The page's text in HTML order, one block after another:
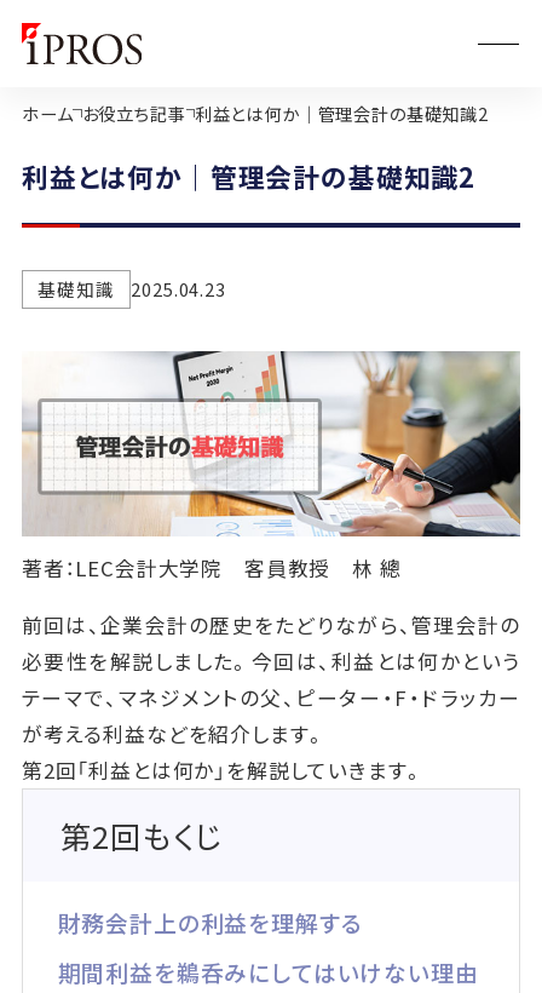
ホーム お役立ち記事 利益とは何か｜管理会計の基礎知識2
利益とは何か｜管理会計の基礎知識2
基礎知識 2025.04.23
著者：LEC会計大学院 客員教授 林 總
前回は、企業会計の歴史をたどりながら、管理会計の
必要性を解説しました。今回は、利益とは何かという
テーマで、マネジメントの父、ピーター・F・ドラッカー
が考える利益などを紹介します。
第2回「利益とは何か」を解説していきます。
第2回もくじ
財務会計上の利益を理解する
期間利益を鵜呑みにしてはいけない理由